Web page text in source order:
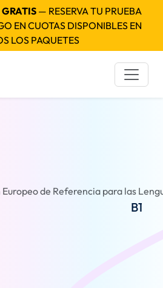
— RESERVA TU PRUEBA
EN CUOTAS DISPONIBLES EN
LOS PAQUETES
de Referencia para las
B1